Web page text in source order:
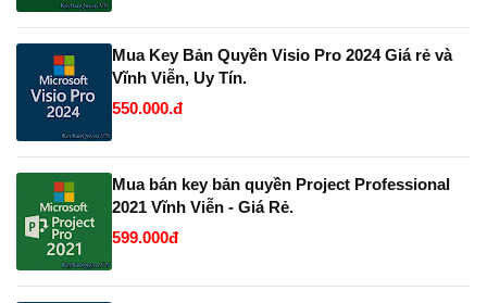
Mua Key Bản Quyền Visio Pro 2024 Giá rẻ và
Vĩnh Viễn, Uy Tín.
550.000.đ
Mua bán key bản quyền Project Professional
2021 Vĩnh Viễn - Giá Rẻ.
599.000đ